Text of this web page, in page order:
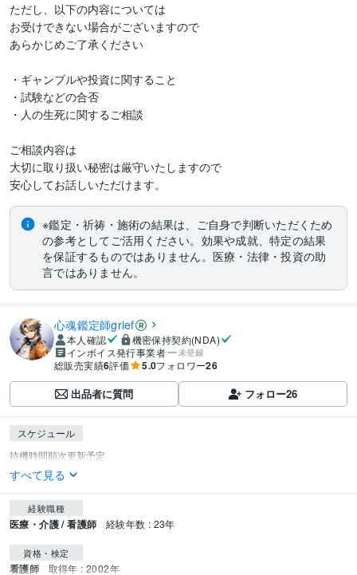
ただし、以下の内容については
お受けできない場合がございますので
あらかじめご了承ください
・ギャンブルや投資に関すること
・試験などの合否
・人の生死に関するご相談
ご相談内容は
大切に取り扱い秘密は厳守いたしますので
安心してお話しいただけます。
※鑑定・祈祷・施術の結果は、ご自身で判断いただくため
の参考としてご活用ください。効果や成就、特定の結果
を保証するものではありません。医療・法律・投資の助
言ではありません。
心魂鑑定師grief
本人確認
機密保持契約(NDA)
インボイス発行事業者
未登録
総販売実績6評価 5.0フォロワー26
出品者に質問 フォロー26
スケジュール
すべて見る
経験職種
医療・介護 / 看護師 経験年数 : 23年
資格・検定
看護師 取得年 : 2002年